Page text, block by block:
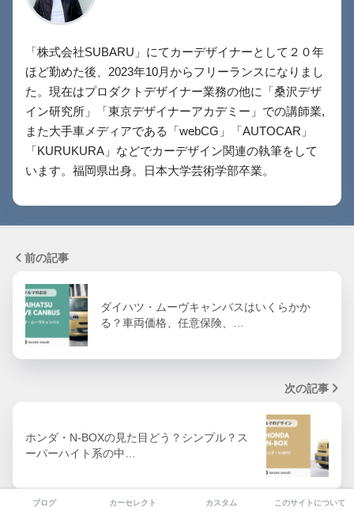
「株式会社SUBARU」にてカーデザイナーとして２０年
ほど勤めた後、2023年10月からフリーランスになりまし
た。現在はプロダクトデザイナー業務の他に「桑沢デザ
イン研究所」「東京デザイナーアカデミー」での講師業,
また大手車メディアである「webCG」「AUTOCAR」
「KURUKURA」などでカーデザイン関連の執筆をして
います。福岡県出身。日本大学芸術学部卒業。
前の記事
ダイハツ・ムーヴキャンバスはいくらかか
る？車両価格、任意保険、…
次の記事
ホンダ・N-BOXの見た目どう？シンプル？ス
ーパーハイト系の中…
ブログ カーセレクト カスタム このサイトについて